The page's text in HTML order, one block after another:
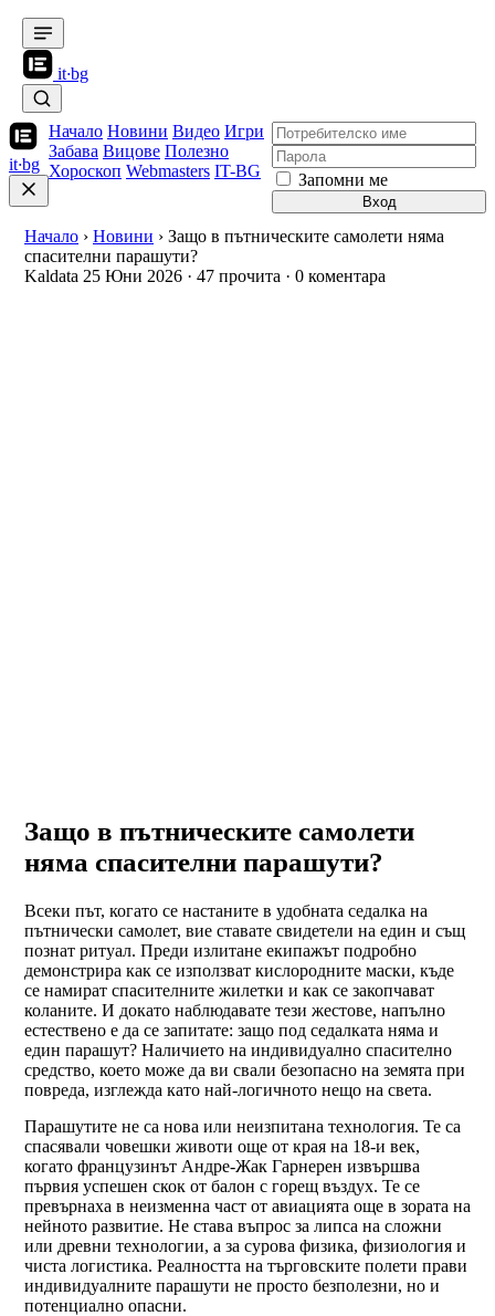
it·bg
it·bg
Начало Новини Видео Игри
Забава Вицове Полезно
Хороскоп Webmasters IT-BG Запомни ме
Вход
Начало › Новини › Защо в пътническите самолети няма
спасителни парашути?
Kaldata 25 Юни 2026 · 47 прочита · 0 коментара
Защо в пътническите самолети
няма спасителни парашути?
Всеки път, когато се настаните в удобната седалка на
пътнически самолет, вие ставате свидетели на един и същ
познат ритуал. Преди излитане екипажът подробно
демонстрира как се използват кислородните маски, къде
се намират спасителните жилетки и как се закопчават
коланите. И докато наблюдавате тези жестове, напълно
естествено е да се запитате: защо под седалката няма и
един парашут? Наличието на индивидуално спасително
средство, което може да ви свали безопасно на земята при
повреда, изглежда като най-логичното нещо на света.
Парашутите не са нова или неизпитана технология. Те са
спасявали човешки животи още от края на 18-и век,
когато французинът Андре-Жак Гарнерен извършва
първия успешен скок от балон с горещ въздух. Те се
превърнаха в неизменна част от авиацията още в зората на
нейното развитие. Не става въпрос за липса на сложни
или древни технологии, а за сурова физика, физиология и
чиста логистика. Реалността на търговските полети прави
индивидуалните парашути не просто безполезни, но и
потенциално опасни.